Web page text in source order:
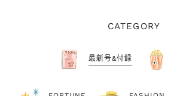
CATEGORY
最新号&付録